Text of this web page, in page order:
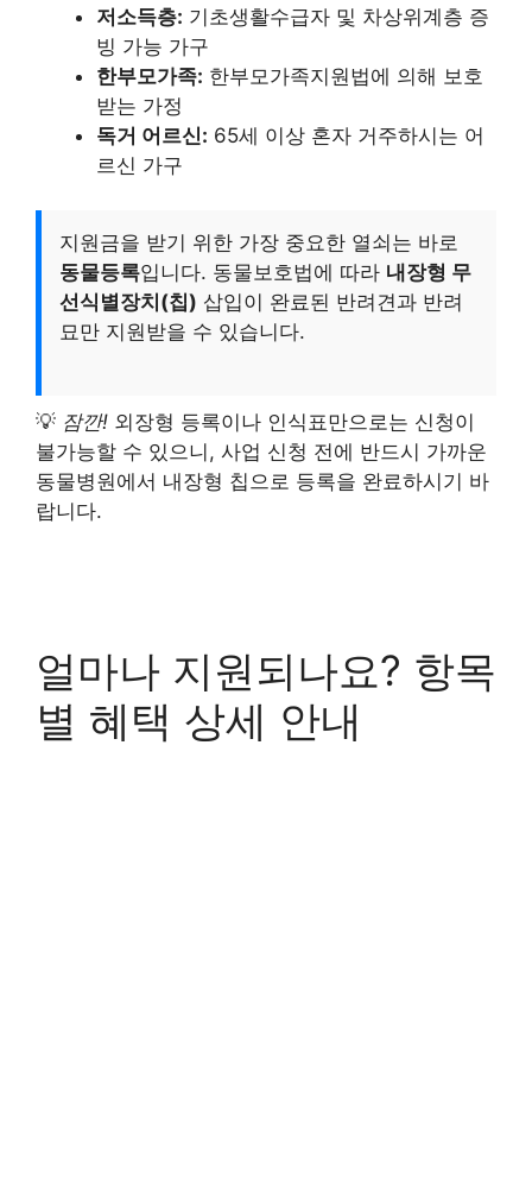
저소득층: 기초생활수급자 및 차상위계층 증
빙 가능 가구
한부모가족: 한부모가족지원법에 의해 보호
받는 가정
독거 어르신: 65세 이상 혼자 거주하시는 어
르신 가구
지원금을 받기 위한 가장 중요한 열쇠는 바로
동물등록입니다. 동물보호법에 따라 내장형 무
선식별장치(칩) 삽입이 완료된 반려견과 반려
묘만 지원받을 수 있습니다.
💡 잠깐! 외장형 등록이나 인식표만으로는 신청이
불가능할 수 있으니, 사업 신청 전에 반드시 가까운
동물병원에서 내장형 칩으로 등록을 완료하시기 바
랍니다.
얼마나 지원되나요? 항목
별 혜택 상세 안내